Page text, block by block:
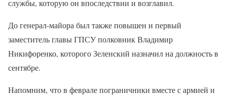
службы, которую он впоследствии и возглавил.
До генерал-майора был также повышен и первый
заместитель главы ГПСУ полковник Владимир
Никифоренко, которого Зеленский назначил на должность в
сентябре.
Напомним, что в феврале пограничники вместе с армией и